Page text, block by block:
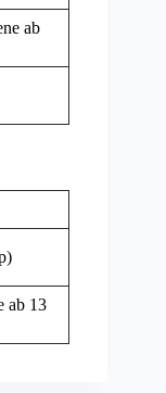
ab
ab 13